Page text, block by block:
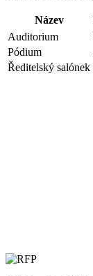
Název
Auditorium
Pódium
Ředitelský salónek